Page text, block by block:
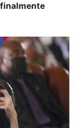
finalmente